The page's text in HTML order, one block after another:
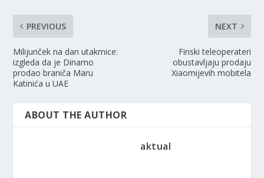
PREVIOUS
Milijunček na dan utakmice:
izgleda da je Dinamo
prodao braniča Maru
Katinića u UAE
NEXT
Finski teleoperateri
obustavljaju prodaju
Xiaomijevih mobitela
ABOUT THE AUTHOR
aktual